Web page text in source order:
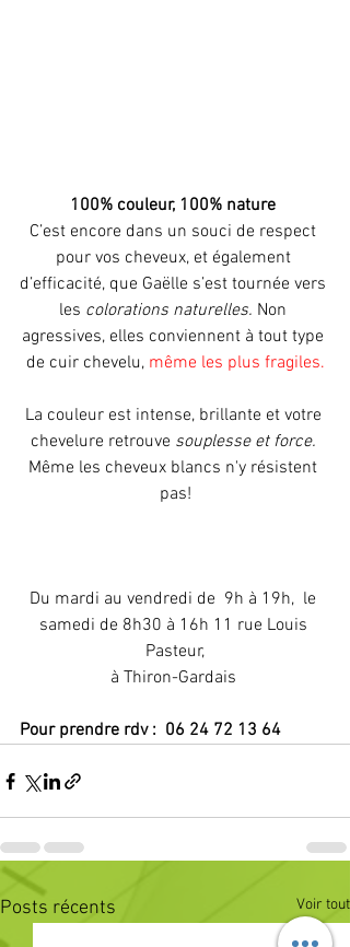
100% couleur, 100% nature
C’est encore dans un souci de respect
pour vos cheveux, et également
d’efficacité, que Gaëlle s’est tournée vers
les colorations naturelles. Non
agressives, elles conviennent à tout type
de cuir chevelu, même les plus fragiles.
La couleur est intense, brillante et votre
chevelure retrouve souplesse et force.
Même les cheveux blancs n'y résistent
pas!
Du mardi au vendredi de  9h à 19h,  le
samedi de 8h30 à 16h 11 rue Louis
Pasteur,
à Thiron-Gardais
Pour prendre rdv :  06 24 72 13 64
Posts récents Voir tout